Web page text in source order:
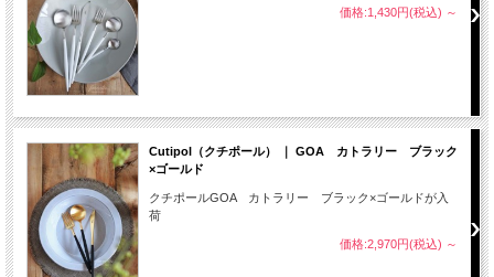
価格:1,430円(税込) ～
Cutipol（クチポール） ｜ GOA カトラリー ブラック
×ゴールド
クチポールGOA カトラリー ブラック×ゴールドが入
荷
価格:2,970円(税込) ～